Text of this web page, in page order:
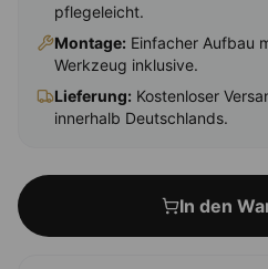
pflegeleicht.
Montage: Einfacher Aufbau
Werkzeug inklusive.
Lieferung: Kostenloser
innerhalb Deutschlands.
In den